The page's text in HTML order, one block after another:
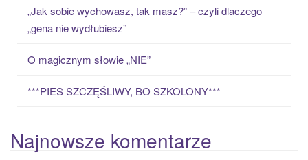
„Jak sobie wychowasz, tak masz?” – czyli dlaczego
„gena nie wydłubiesz”
O magicznym słowie „NIE”
***PIES SZCZĘŚLIWY, BO SZKOLONY***
Najnowsze komentarze